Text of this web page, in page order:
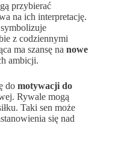
przybierać
na ich interpretację.
z codziennymi
ma szansę na nowe
ambicji.
do motywacji do
Rywale mogą
Taki sen może
się nad